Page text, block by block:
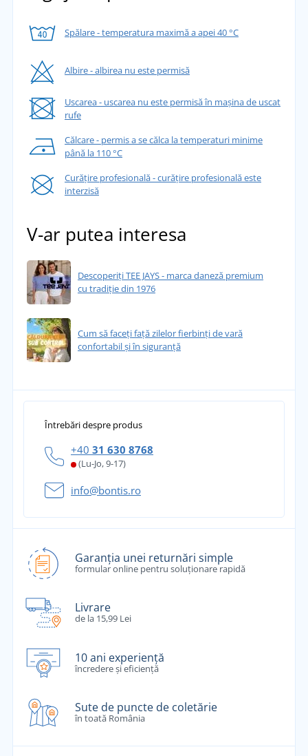
Spălare - temperatura maximă a apei 40 °C
Albire - albirea nu este permisă
Uscarea - uscarea nu este permisă în mașina de uscat
rufe
Călcare - permis a se călca la temperaturi minime
până la 110 °C
Curățire profesională - curățire profesională este
interzisă
V-ar putea interesa
Descoperiți TEE JAYS - marca daneză premium
cu tradiție din 1976
Cum să faceți față zilelor fierbinți de vară
confortabil și în siguranță
Întrebări despre produs
+40 31 630 8768
(Lu-Jo, 9-17)
info@bontis.ro
Garanția unei returnări simple
formular online pentru soluționare rapidă
Livrare
de la 15,99 Lei
10 ani experiență
încredere și eficiență
Sute de puncte de coletărie
în toată România